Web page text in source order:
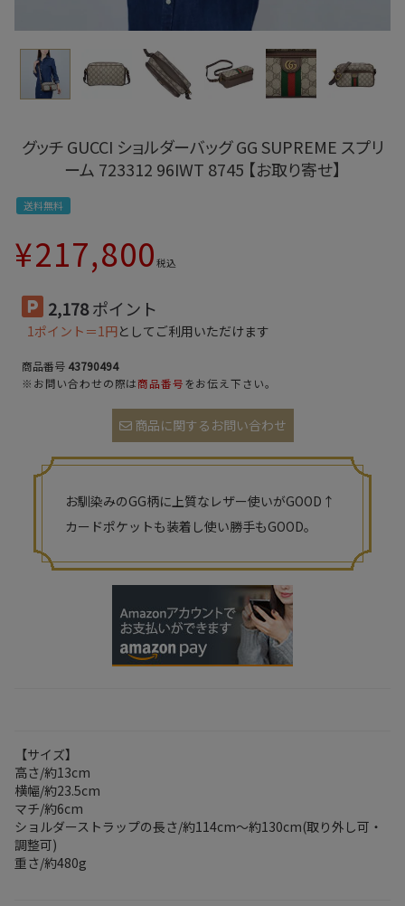
グッチ GUCCI ショルダーバッグ GG SUPREME スプリ
ーム 723312 96IWT 8745 【お取り寄せ】
送料無料
¥217,800 税込
2,178ポイント
1ポイント＝1円としてご利用いただけます
商品番号 43790494
※お問い合わせの際は商品番号をお伝え下さい。
商品に関するお問い合わせ
お馴染みのGG柄に上質なレザー使いがGOOD↑
カードポケットも装着し使い勝手もGOOD。
【サイズ】
高さ/約13cm
横幅/約23.5cm
マチ/約6cm
ショルダーストラップの長さ/約114cm～約130cm(取り外し可・
調整可)
重さ/約480g